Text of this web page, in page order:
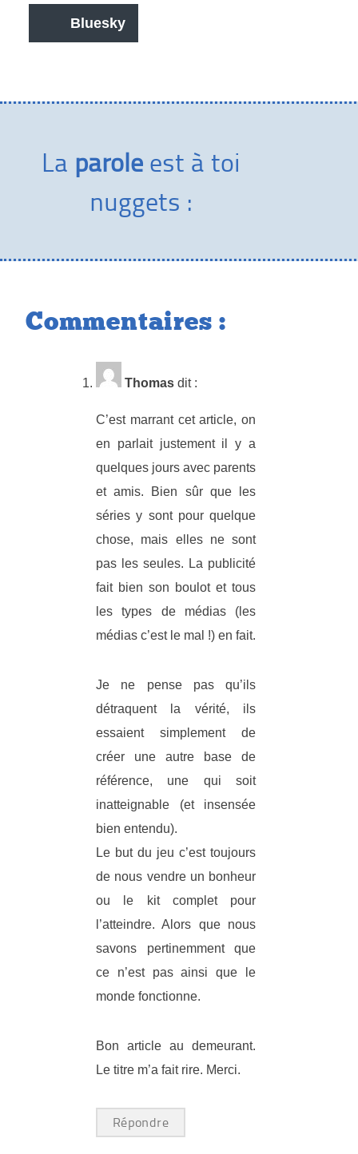
Bluesky
La paroleest à toi
nuggets :
Commentaires :
Thomas dit :
C’est marrant cet article, on
en parlait justement il y a
quelques jours avec parents
et amis. Bien sûr que les
séries y sont pour quelque
chose, mais elles ne sont
pas les seules. La publicité
fait bien son boulot et tous
les types de médias (les
médias c’est le mal !) en fait.
Je ne pense pas qu’ils
détraquent la vérité, ils
essaient simplement de
créer une autre base de
référence, une qui soit
inatteignable (et insensée
bien entendu).
Le but du jeu c’est toujours
de nous vendre un bonheur
ou le kit complet pour
l’atteindre. Alors que nous
savons pertinemment que
ce n’est pas ainsi que le
monde fonctionne.
Bon article au demeurant.
Le titre m’a fait rire. Merci.
Répondre